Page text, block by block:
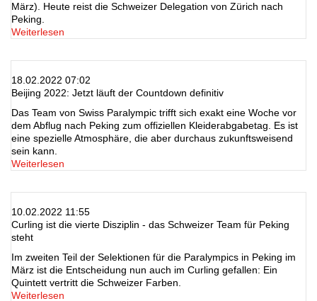
März). Heute reist die Schweizer Delegation von Zürich nach
Peking.
Weiterlesen
18.02.2022 07:02
Beijing 2022: Jetzt läuft der Countdown definitiv
Das Team von Swiss Paralympic trifft sich exakt eine Woche vor
dem Abflug nach Peking zum offiziellen Kleiderabgabetag. Es ist
eine spezielle Atmosphäre, die aber durchaus zukunftsweisend
sein kann.
Weiterlesen
10.02.2022 11:55
Curling ist die vierte Disziplin - das Schweizer Team für Peking
steht
Im zweiten Teil der Selektionen für die Paralympics in Peking im
März ist die Entscheidung nun auch im Curling gefallen: Ein
Quintett vertritt die Schweizer Farben.
Weiterlesen